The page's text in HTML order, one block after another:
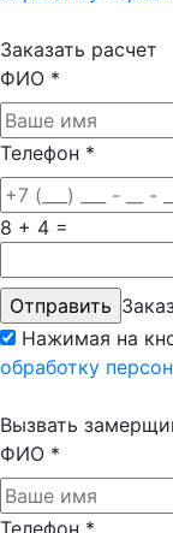
Заказать расчет
ФИО *
Телефон *
8 + 4 =
Нажимая на
обработку
Вызвать
ФИО *
Телефон *